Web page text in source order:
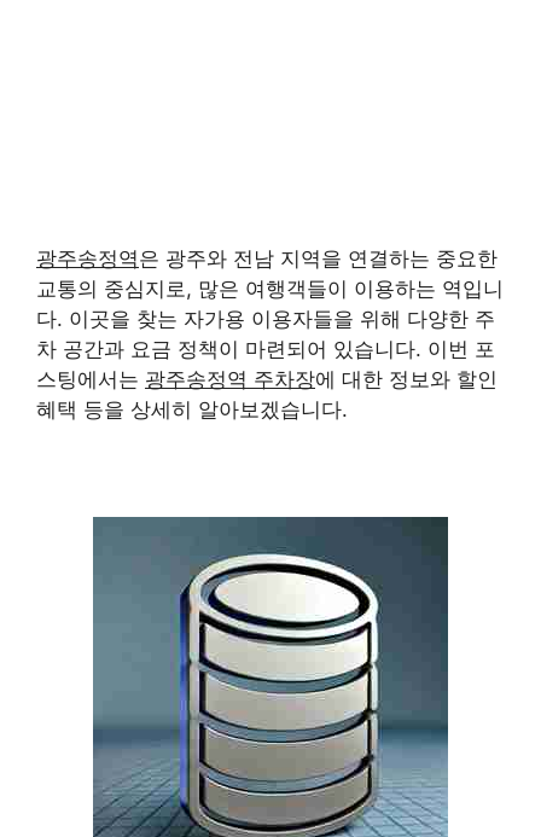
광주송정역은 광주와 전남 지역을 연결하는 중요한
교통의 중심지로, 많은 여행객들이 이용하는 역입니
다. 이곳을 찾는 자가용 이용자들을 위해 다양한 주
차 공간과 요금 정책이 마련되어 있습니다. 이번 포
스팅에서는 광주송정역 주차장에 대한 정보와 할인
혜택 등을 상세히 알아보겠습니다.